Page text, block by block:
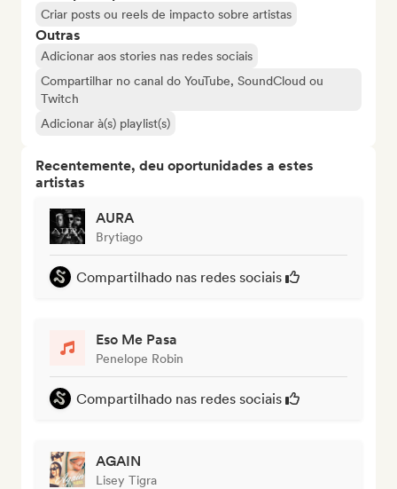
Criar posts ou reels de impacto sobre artistas
Outras
Adicionar aos stories nas redes sociais
Compartilhar no canal do YouTube, SoundCloud ou
Twitch
Adicionar à(s) playlist(s)
Recentemente, deu oportunidades a estes
artistas
AURA
Brytiago
Compartilhado nas redes sociais
Eso Me Pasa
Penelope Robin
Compartilhado nas redes sociais
AGAIN
Lisey Tigra